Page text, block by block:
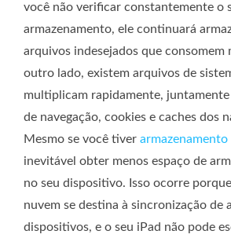
você não verificar constantemente o
armazenamento, ele continuará
arquivos indesejados que consomem
outro lado, existem arquivos de
multiplicam rapidamente,
de navegação, cookies e caches dos
Mesmo se você tiver armazenamento
inevitável obter menos espaço de
no seu dispositivo. Isso ocorre
nuvem se destina à sincronização de
dispositivos, e o seu iPad não pode